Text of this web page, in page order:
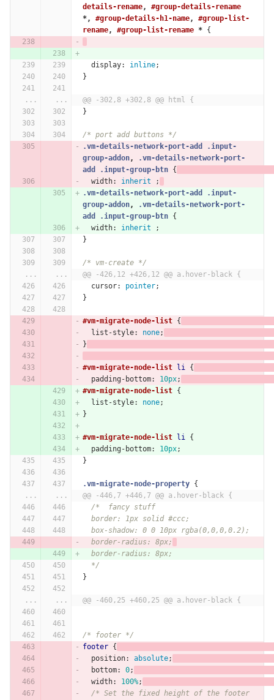
details-rename,
#group-details-rename
*,
#group-details-h1-name,
#group-list-
rename, #group-list-rename * {
display: inline;
}
... ...
@@ -302,8 +302,8 @@ html {
}
/* port add buttons */
.vm-details-network-port-add
.input-
group-addon,
.vm-details-network-port-
add
.input-group-btn {
width: inherit
;
.vm-details-network-port-add
.input-
group-addon,
.vm-details-network-port-
add
.input-group-btn {
width: inherit
;
}
/* vm-create */
...
...
@@ -426,12 +426,12 @@ a.hover-black {
cursor: pointer;
}
#vm-migrate-node-list {
list-style: none;
}
#vm-migrate-node-list li {
padding-bottom: 10px;
#vm-migrate-node-list {
list-style: none;
}
#vm-migrate-node-list li {
padding-bottom: 10px;
}
.vm-migrate-node-property {
...
...
@@ -446,7 +446,7 @@ a.hover-black {
/*  fancy stuff
  border: 1px solid #ccc;
  box-shadow: 0 0 10px rgba(0,0,0,0.2);
  border-radius: 8px;
  border-radius: 8px;
  */
}
... ... @@ -460,25 +460,25 @@ a.hover-black {
/* footer */
footer {
position: absolute;
bottom: 0;
width: 100%;
/* Set the fixed height of the footer